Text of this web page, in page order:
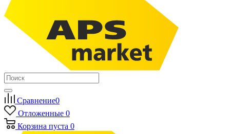
Сравнение0
Отложенные 0
Корзина пуста 0